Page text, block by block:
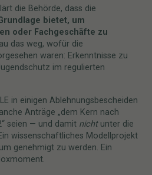
die Behörde, dass die
bietet, um
oder Fachgeschäfte zu
das weg, wofür die
waren: Erkenntnisse zu
im regulierten
in einigen Ablehnungsbescheiden
Anträge „dem Kern nach
seien — und damit nichtunter die
wissenschaftliches Modellprojekt
genehmigt zu werden. Ein